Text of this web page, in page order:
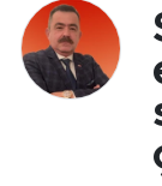
Siyaset
Spor
Trafik
Süper
Tüm